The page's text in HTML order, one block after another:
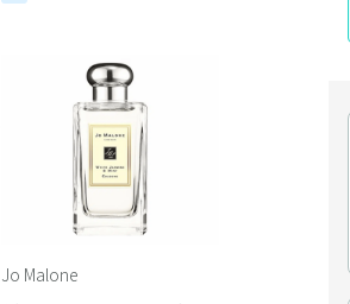
Jo Malone